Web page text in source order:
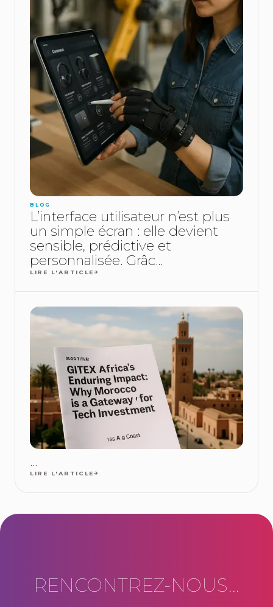
BLOG
L’interface utilisateur n’est plus
un simple écran : elle devient
sensible, prédictive et
personnalisée. Grâc...
LIRE L'ARTICLE
...
LIRE L'ARTICLE
RENCONTREZ-NOUS...